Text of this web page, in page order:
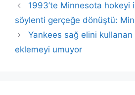
1993’te Minnesota hokeyi
söylenti gerçeğe dönüştü:
Yankees sağ elini kullanan
eklemeyi umuyor